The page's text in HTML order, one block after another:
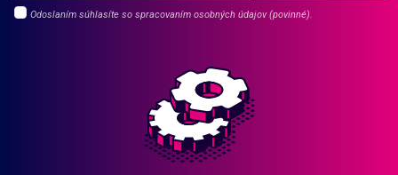
Odoslaním súhlasíte so spracovaním osobných údajov (povinné).